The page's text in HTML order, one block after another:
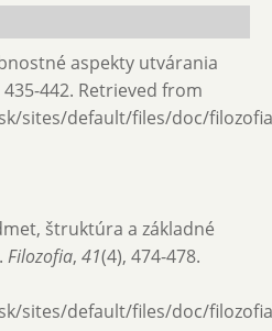
aspekty utvárania
435-442. Retrieved from
sites/default/files/doc/
štruktúra a základné
Filozofia, 41(4), 474-478.
sites/default/files/doc/